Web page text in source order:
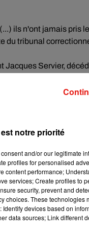
ils n'ont jamais pris
du tribunal
Jacques Servier,
encontre cinq ans
du
gendarme du
par
avait requis une
notre priorité
and/or our legitimate
profiles for personalised
content performance;
services; Create profiles to
security, prevent and
choices. These technologies
devices based on
data sources; Link different